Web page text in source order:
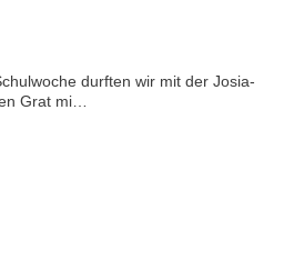
durften wir mit der Josia-
Grat mi…